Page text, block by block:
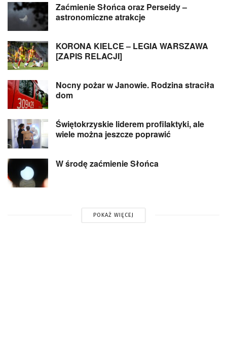
Zaćmienie Słońca oraz Perseidy –
astronomiczne atrakcje
KORONA KIELCE – LEGIA WARSZAWA
[ZAPIS RELACJI]
Nocny pożar w Janowie. Rodzina straciła
dom
Świętokrzyskie liderem profilaktyki, ale
wiele można jeszcze poprawić
W środę zaćmienie Słońca
POKAŻ WIĘCEJ